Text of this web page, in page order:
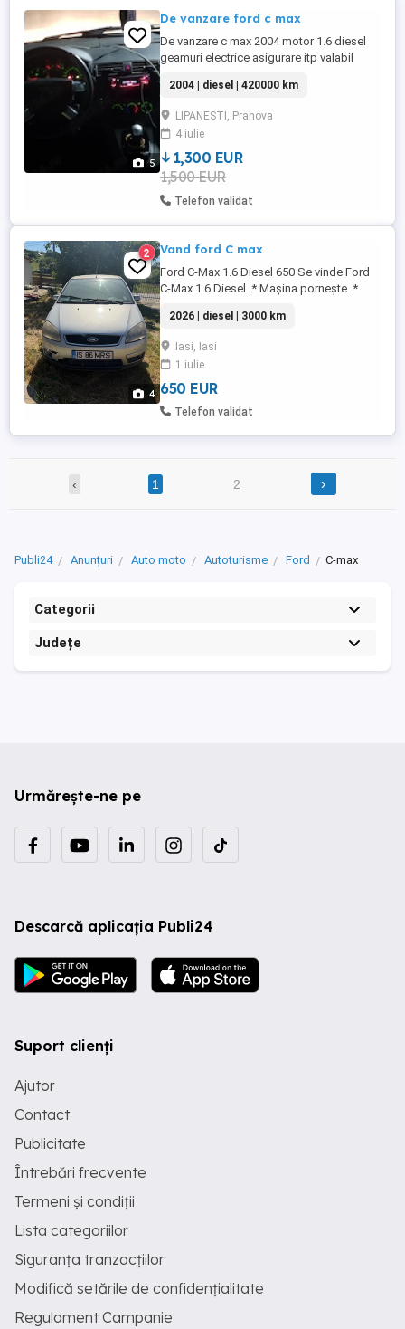
5
De vanzare ford c max
De vanzare c max 2004 motor 1.6 diesel
geamuri electrice asigurare itp valabil
2004 | diesel | 420000 km
LIPANESTI, Prahova
4 iulie
1,300 EUR
1,500 EUR
Telefon validat
4
2 Vand ford C max
Ford C-Max 1.6 Diesel 650 Se vinde Ford
C-Max 1.6 Diesel. * Mașina pornește. *
original pe mașină. * Se vinde în starea în
care se află. Preț: 650 Accept și schimburi.
Pentru mai multe detalii, sunați sau trimiteți
mesaj.
2026 | diesel | 3000 km
Iasi, Iasi
1 iulie
650 EUR
Telefon validat
‹ 1 2 ›
Publi24 Anunțuri Auto moto Autoturisme Ford C-max
Categorii
Județe
Urmărește-ne pe
Descarcă aplicația Publi24
Suport clienți
Ajutor
Contact
Publicitate
Întrebări frecvente
Termeni și condiții
Lista categoriilor
Siguranța tranzacțiilor
Modifică setările de confidențialitate
Regulament Campanie